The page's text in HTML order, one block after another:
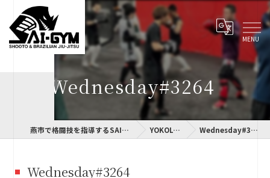
Wednesday#3264
燕市で格闘技を指導するSAI-GYM YOKOLOG Wednesday#3264
Wednesday#3264